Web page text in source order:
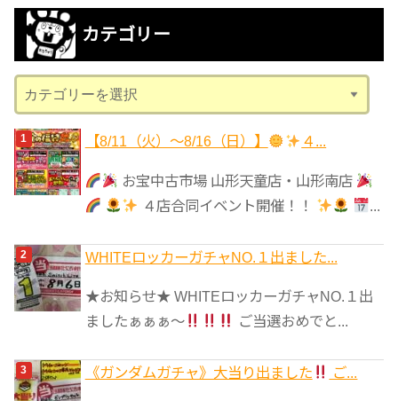
カ
ブ
カテゴリー
テ
ゴ
リ
ー
【8/11（火）～8/16（日）】 ４...
お宝中古市場 山形天童店・山形南店
４店合同イベント開催！！
...
WHITEロッカーガチャNO.１出ました...
★お知らせ★ WHITEロッカーガチャNO.１出
ましたぁぁぁ～
ご当選おめでと...
《ガンダムガチャ》大当り出ました ご...